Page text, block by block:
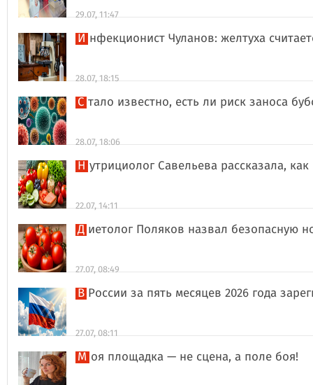
29.07, 11:47
Инфекционист Чуланов: желтуха
28.07, 18:15
Стало известно, есть ли риск заноса
28.07, 18:06
Нутрициолог Савельева рассказала,
22.07, 14:11
Диетолог Поляков назвал безопасную
27.07, 08:49
В России за пять месяцев 2026 года
27.07, 08:11
Моя площадка — не сцена, а поле боя!